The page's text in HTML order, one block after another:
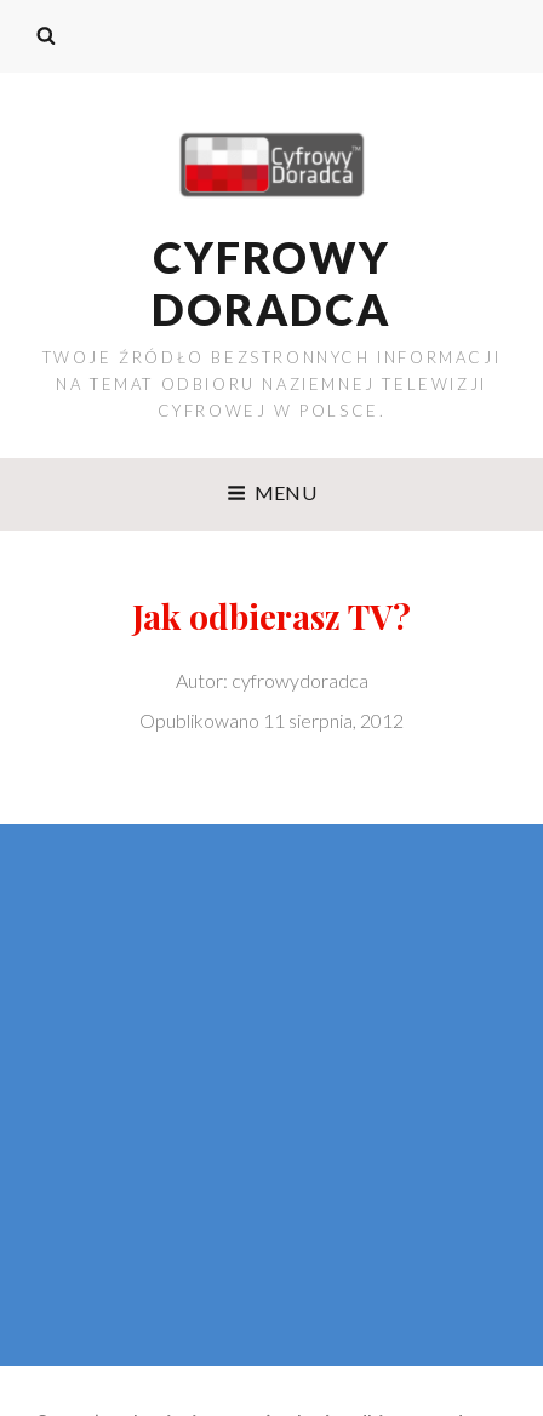
CYFROWY
DORADCA
TWOJE ŹRÓDŁO BEZSTRONNYCH INFORMACJI
NA TEMAT ODBIORU NAZIEMNEJ TELEWIZJI
CYFROWEJ W POLSCE.
MENU
Jak odbierasz TV?
Autor: cyfrowydoradca
Opublikowano 11 sierpnia, 2012